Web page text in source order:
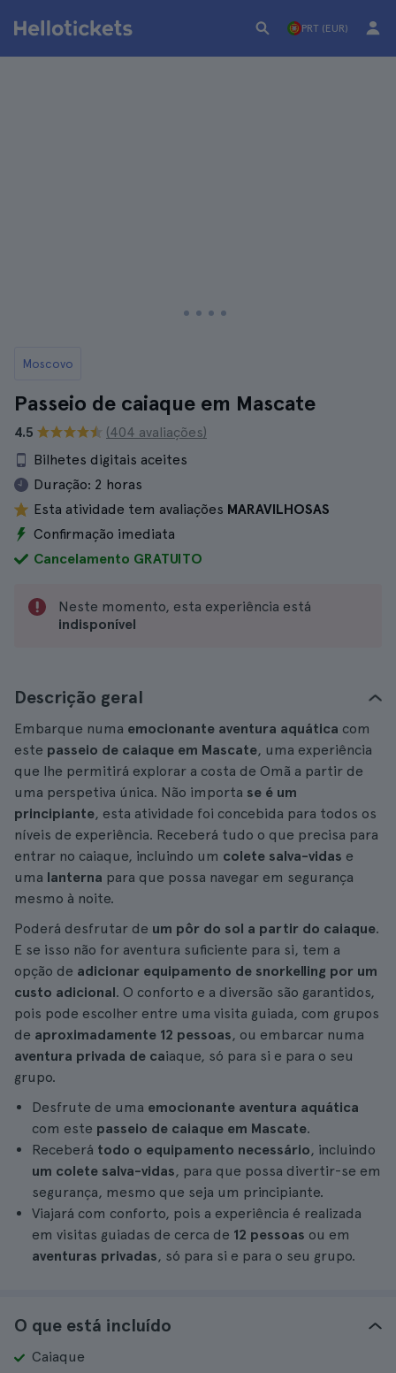
PRT (EUR)
Moscovo
Passeio de caiaque em Mascate
4.5
(404 avaliações)
Bilhetes digitais aceites
Duração: 2 horas
Esta atividade tem avaliações MARAVILHOSAS
Confirmação imediata
Cancelamento GRATUITO
Neste momento, esta experiência está
indisponível
Descrição geral
Embarque numa emocionante aventura aquática com
este passeio de caiaque em Mascate, uma experiência
que lhe permitirá explorar a costa de Omã a partir de
uma perspetiva única. Não importa se é um
principiante, esta atividade foi concebida para todos os
níveis de experiência. Receberá tudo o que precisa para
entrar no caiaque, incluindo um colete salva-vidas e
uma lanterna para que possa navegar em segurança
mesmo à noite.
Poderá desfrutar de um pôr do sol a partir do caiaque.
E se isso não for aventura suficiente para si, tem a
opção de adicionar equipamento de snorkelling por um
custo adicional. O conforto e a diversão são garantidos,
pois pode escolher entre uma visita guiada, com grupos
de aproximadamente 12 pessoas, ou embarcar numa
aventura privada de caiaque, só para si e para o seu
grupo.
Desfrute de uma emocionante aventura aquática
com este passeio de caiaque em Mascate.
Receberá todo o equipamento necessário, incluindo
um colete salva-vidas, para que possa divertir-se em
segurança, mesmo que seja um principiante.
Viajará com conforto, pois a experiência é realizada
em visitas guiadas de cerca de 12 pessoas ou em
aventuras privadas, só para si e para o seu grupo.
O que está incluído
Caiaque